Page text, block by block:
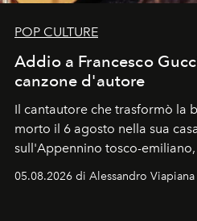
POP CULTURE
Addio a Francesco
canzone d'autore
Il cantautore che trasformò la
morto il 6 agosto nella sua
sull'Appennino tosco-emiliano,
05.08.2026 di Alessandro Viapiana